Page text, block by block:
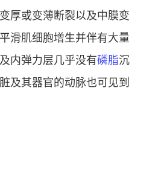
厚或变薄断裂以及中膜变
滑肌细胞增生并伴有大量
内弹力层几乎没有磷脂沉
及其器官的动脉也可见到